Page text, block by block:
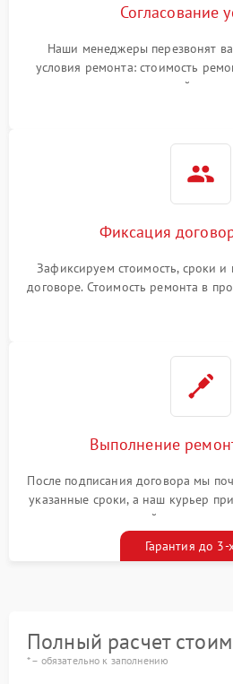
Согласование
Наши менеджеры перезвонят
условия ремонта: стоимость
гарантийные
Фиксация
Зафиксируем стоимость, сроки и
договоре. Стоимость ремонта в
Выполнение
После подписания договора мы
указанные сроки, а наш курьер
гарантийным талоном
Гарантия до 3-
Полный расчет
* – обязательно к заполнению